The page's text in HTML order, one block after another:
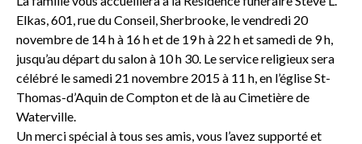
Elkas, 601, rue du Conseil, Sherbrooke, le vendredi 20
novembre de 14 h à 16 h et de 19 h à 22 h et samedi de 9 h,
jusqu’au départ du salon à 10 h 30. Le service religieux sera
célébré le samedi 21 novembre 2015 à 11 h, en l’église St-
Thomas-d’Aquin de Compton et de là au Cimetière de
Waterville.
Un merci spécial à tous ses amis, vous l’avez supporté et